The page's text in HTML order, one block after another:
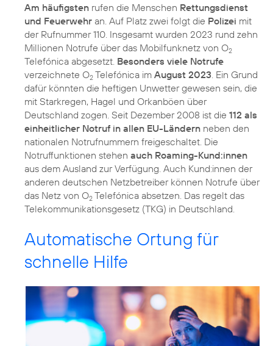
Am häufigsten rufen die Menschen Rettungsdienst
und Feuerwehr an. Auf Platz zwei folgt die Polizei mit
der Rufnummer 110. Insgesamt wurden 2023 rund zehn
Millionen Notrufe über das Mobilfunknetz von O2
Telefónica abgesetzt. Besonders viele Notrufe
verzeichnete O2 Telefónica im August 2023 . Ein Grund
dafür könnten die heftigen Unwetter gewesen sein, die
mit Starkregen, Hagel und Orkanböen über
Deutschland zogen. Seit Dezember 2008 ist die 112 als
einheitlicher Notruf in allen EU-Ländern neben den
nationalen Notrufnummern freigeschaltet. Die
Notruffunktionen stehen auch Roaming-Kund:innen
aus dem Ausland zur Verfügung. Auch Kund:innen der
anderen deutschen Netzbetreiber können Notrufe über
das Netz von O2 Telefónica absetzen. Das regelt das
Telekommunikationsgesetz (TKG) in Deutschland.
Automatische Ortung für
schnelle Hilfe